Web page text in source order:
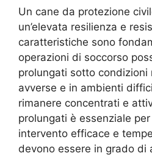
Un cane da protezione
un’elevata resilienza e
caratteristiche sono
operazioni di soccorso
prolungati sotto condizioni
avverse e in ambienti
rimanere concentrati e
prolungati è essenziale
intervento efficace e
devono essere in grado di